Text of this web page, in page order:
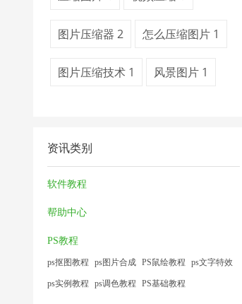
图片压缩器 2 怎么压缩图片 1
图片压缩技术 1 风景图片 1
资讯类别
软件教程
帮助中心
PS教程
ps抠图教程 ps图片合成 PS鼠绘教程 ps文字特效
ps实例教程 ps调色教程 PS基础教程